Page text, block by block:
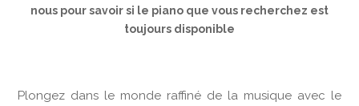
nous pour savoir si le piano que vous recherchez est
toujours disponible
Plongez dans le monde raffiné de la musique avec le